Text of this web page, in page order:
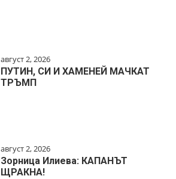
август 2, 2026
ПУТИН, СИ И ХАМЕНЕЙ МАЧКАТ
ТРЪМП
август 2, 2026
Зорница Илиева: КАПАНЪТ
ЩРАКНА!